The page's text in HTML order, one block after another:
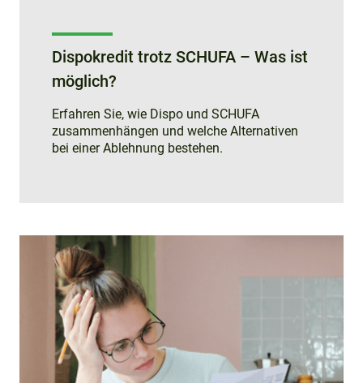
Dispokredit trotz SCHUFA – Was ist
möglich?
Erfahren Sie, wie Dispo und SCHUFA
zusammenhängen und welche Alternativen
bei einer Ablehnung bestehen.